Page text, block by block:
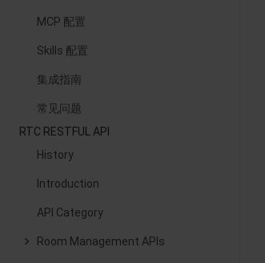
MCP 配置
Skills 配置
集成指南
常见问题
RTC RESTFUL API
History
Introduction
API Category
Room Management APIs